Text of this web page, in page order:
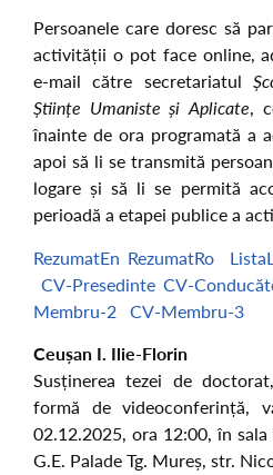
Persoanele care doresc să
activității o pot face online,
e-mail către secretariatul
Științe Umaniste și Aplicate,
înainte de ora programată a
apoi să li se transmită
logare și să li se permită
perioadă a etapei publice a
RezumatEn RezumatRo
CV-Presedinte CV-
Membru-2 CV-Membru-3
Ceușan I. Ilie-Florin
Susținerea tezei de
formă de videoconferință,
02.12.2025, ora 12:00, în
G.E. Palade Tg. Mureș, str.